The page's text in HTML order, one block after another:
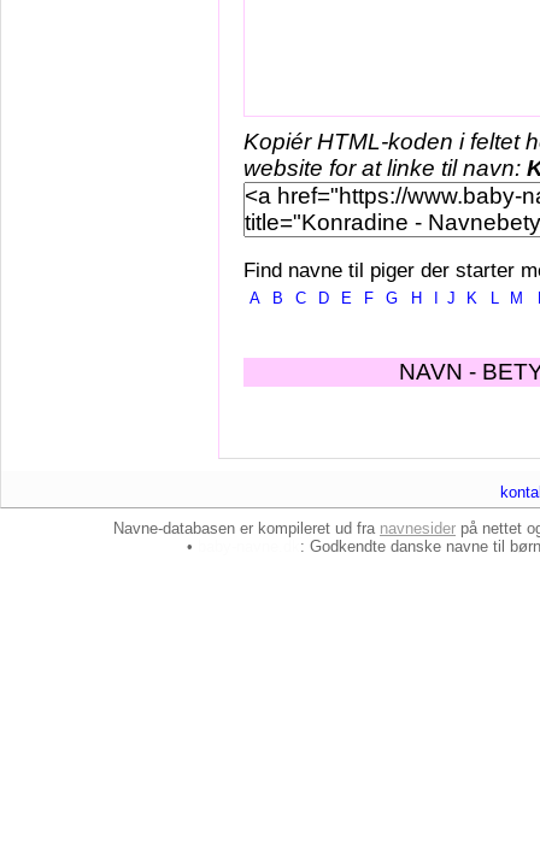
Kopiér HTML-koden i feltet
website for at linke til navn:
Find navne til piger der starter
A B C D E F G H J K L M
NAVN -
Navne-databasen er kompileret ud fra navnesider på nettet
•
: Godkendte danske navne til børn